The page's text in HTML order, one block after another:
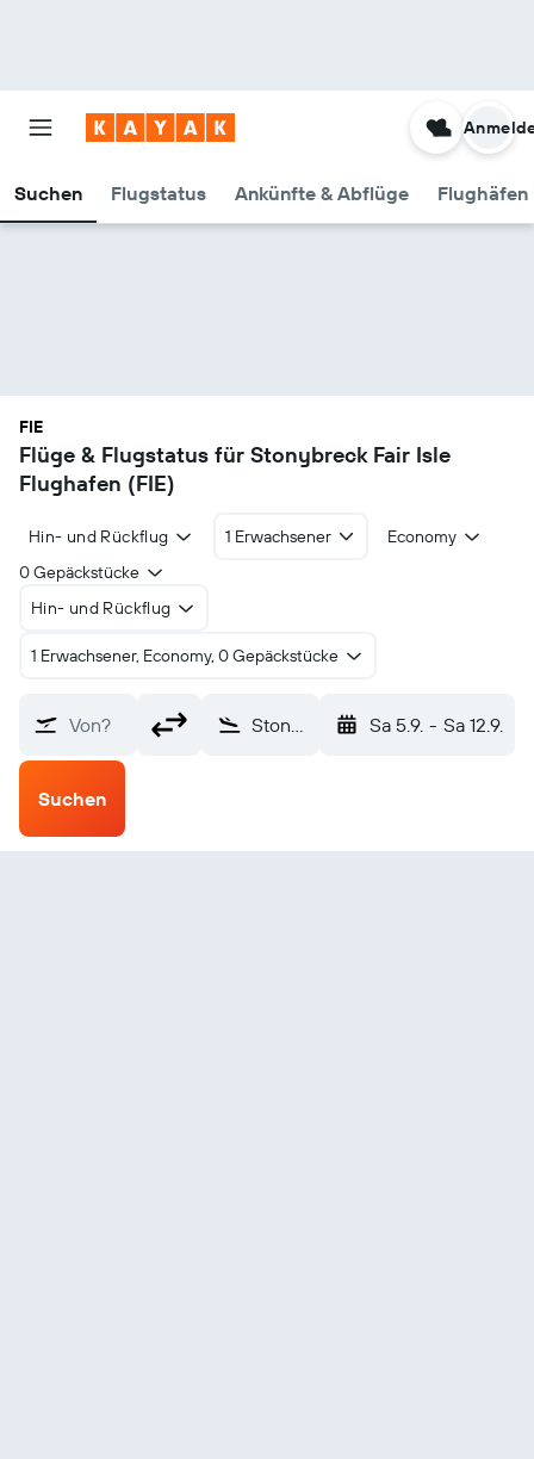
Suchen Flugstatus Ankünfte & Abflüge Flughäfen
FIE
Flüge & Flugstatus für Stonybreck Fair Isle
Flughafen (FIE)
Hin- und Rückflug 1 Erwachsener
Economy
0 Gepäckstücke
Hin- und Rückflug
1 Erwachsener, Economy, 0 Gepäckstücke
Von? Stonybreck Fair Isle (FIE) Sa 5.9. - Sa 12.9.
Suchen